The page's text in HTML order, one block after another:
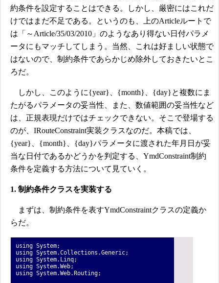
約条件を設定することはできる。しかし、厳密にはこれだ
けではまだ不足である。というのも、上のArticleルートで
は「～Article/35/03/2010」のようなあり得ない日付パラメ
ータにもマッチしてしまう。当然、これは好ましい状態で
はないので、制約条件であらかじめ除外しておきたいとこ
ろだ。
しかし、このように{year}、{month}、{day}と複数にま
たがるパラメータの妥当性、また、数値範囲の妥当性など
は、正規表現だけではチェックできない。そこで登場する
のが、IRouteConstraint実装クラスなのだ。本稿では、
{year}、{month}、{day}パラメータに渡された年月日が妥
当な日付であるかどうかを判定する、YmdConstraint制約
条件を定義する方法について見ていく。
1. 制約条件クラスを実装する
まずは、制約条件を表すYmdConstraintクラスの定義か
らだ。
using System;
using System.Collections.Generic;
using System.Linq;
using System.Web;
using System.Web.Routing;